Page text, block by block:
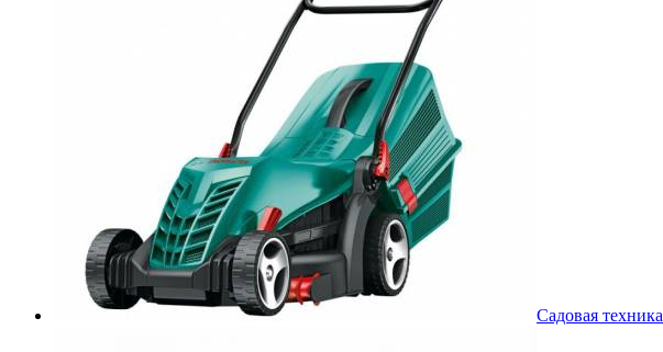
Садовая техника